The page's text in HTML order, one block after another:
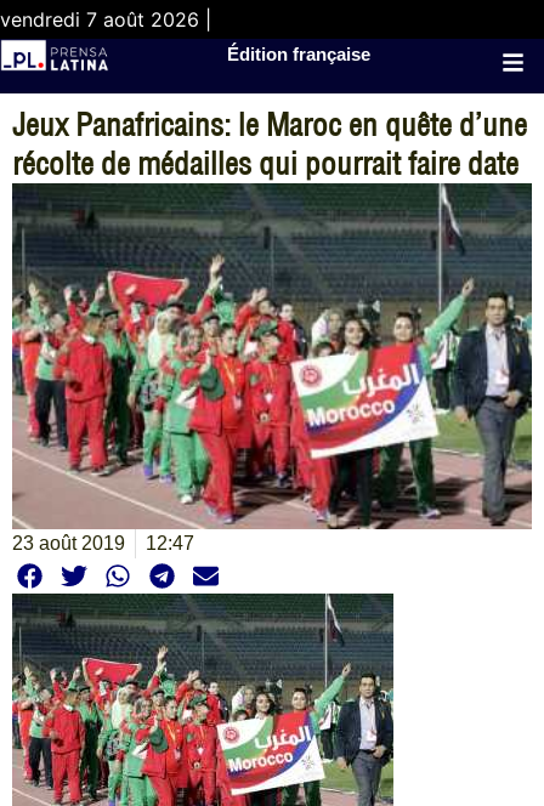
vendredi 7 août 2026 |
Édition française
Jeux Panafricains: le Maroc en quête d’une
récolte de médailles qui pourrait faire date
23 août 2019 12:47